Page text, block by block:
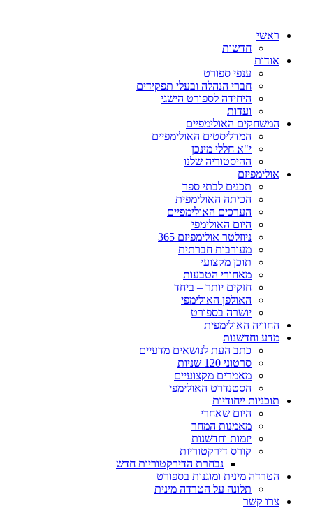
ראשי
חדשות
אודות
ענפי ספורט
חברי הנהלה ובעלי תפקידים
היחידה לספורט הישגי
ועדות
המשחקים האולימפיים
המדליסטים האולימפיים
י"א חללי מינכן
ההיסטוריה שלנו
אולימפיזם
תכנים לבתי ספר
הכיתה האולימפית
הערכים האולימפיים
היום האולימפי
ניוזלטר אולימפיזם 365
מעורבות חברתית
תוכן מקצועי
מאחורי הטבעות
חזקים יותר – ביחד
האולפן האולימפי
יושרה בספורט
החוויה האולימפית
מדע וחדשנות
כתב העת לנושאים מדעיים
סרטוני 120 שניות
מאמרים מקצועיים
הסטנדרט האולימפי
תוכניות ייחודיות
היום שאחרי
מאמנות המחר
יזמות וחדשנות
קורס דירקטוריות
נבחרת הדירקטוריות חדש
הטרדה מינית ומוגנות בספורט
תלונה על הטרדה מינית
צרו קשר